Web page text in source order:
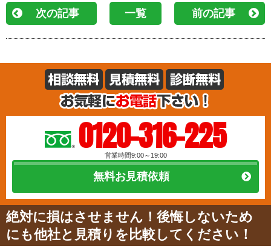
次の記事 一覧 前の記事
0120-316-225
営業時間9:00～19:00
無料お見積依頼
絶対に損はさせません！後悔しないため
にも他社と見積りを比較してください！